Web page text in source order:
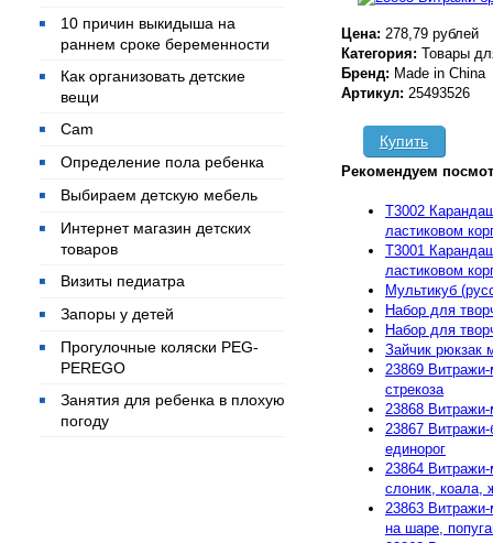
10 причин выкидыша на
раннем сроке беременности
Как организовать детские
вещи
Cam
Определение пола ребенка
Выбираем детскую мебель
Интернет магазин детских
товаров
Визиты педиатра
Запоры у детей
Прогулочные коляски PEG-
PEREGO
Занятия для ребенка в плохую
погоду
Цена: 278,79 рублей
Категория: Товары
Бренд: Made in China
Артикул: 25493526
Купить
Рекомендуем
T3002
ластиковом
T3001
ластиковом
Мультикуб
Набор для
Набор для
Зайчик рюкзак
23869
стрекоза
23868
23867
единорог
23864
слоник, коала,
23863
на шаре,